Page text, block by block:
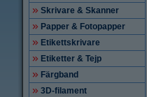
Skrivare & Skanner
Papper & Fotopapper
Etikettskrivare
Etiketter & Tejp
Färgband
3D-filament